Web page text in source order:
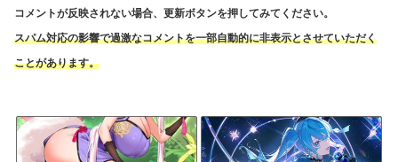
コメントが反映されない場合、更新ボタンを押してみてください。
スパム対応の影響で過激なコメントを一部自動的に非表示とさせていただく
ことがあります。